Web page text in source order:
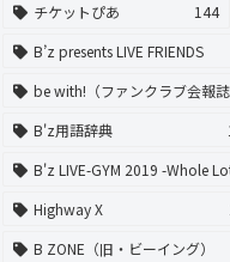
チケットぴあ
144
B’z presents LIVE FRIENDS
be with!（ファンクラブ会報
B'z用語辞典
B'z LIVE-GYM 2019 -Whole
Highway X
B ZONE（旧・ビーイング）